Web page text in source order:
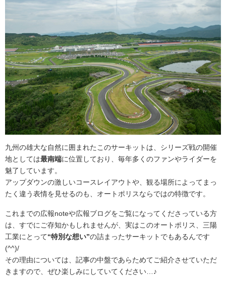
九州の雄大な自然に囲まれたこのサーキットは、シリーズ戦の開催
地としては最南端に位置しており、毎年多くのファンやライダーを
魅了しています。
アップダウンの激しいコースレイアウトや、観る場所によってまっ
たく違う表情を見せるのも、オートポリスならではの特徴です。
これまでの広報noteや広報ブログをご覧になってくださっている方
は、すでにご存知かもしれませんが、実はこのオートポリス、三陽
工業にとって“特別な想い”の詰まったサーキットでもあるんです
(^^)/
その理由については、記事の中盤であらためてご紹介させていただ
きますので、ぜひ楽しみにしていてください…♪